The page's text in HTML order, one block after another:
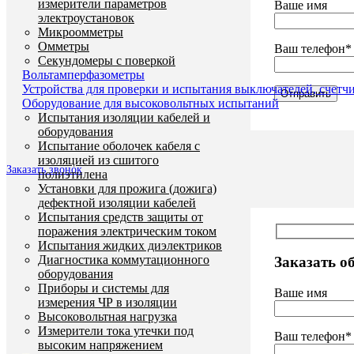
Ваше имя
Ваш телефон*
Заказать звонок
Заказать
Ваше имя
Ваш телефон*
измерители параметров
электроустановок
Микроомметры
Омметры
Секундомеры с поверкой
Вольтамперфазометры
Устройства для проверки и испытания выключателей,
Оборудование для высоковольтных испытаний
Испытания изоляции кабелей и
оборудования
Испытание оболочек кабеля с
изоляцией из сшитого
полиэтилена
Установки для прожига (дожига)
дефектной изоляции кабелей
Испытания средств защиты от
поражения электрическим током
Испытания жидких диэлектриков
Диагностика коммутационного
оборудования
Приборы и системы для
измерения ЧР в изоляции
Высоковольтная нагрузка
Измерители тока утечки под
высоким напряжением